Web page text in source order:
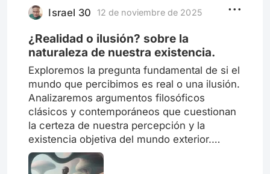
Israel 30 12 de noviembre de 2025
¿Realidad o ilusión? sobre la
naturaleza de nuestra existencia.
Exploremos la pregunta fundamental de si el
mundo que percibimos es real o una ilusión.
Analizaremos argumentos filosóficos
clásicos y contemporáneos que cuestionan
la certeza de nuestra percepción y la
existencia objetiva del mundo exterior.
¿Cómo deberíamos vivir nuestra vida Y qué
significado podemos encontrar en nuestra